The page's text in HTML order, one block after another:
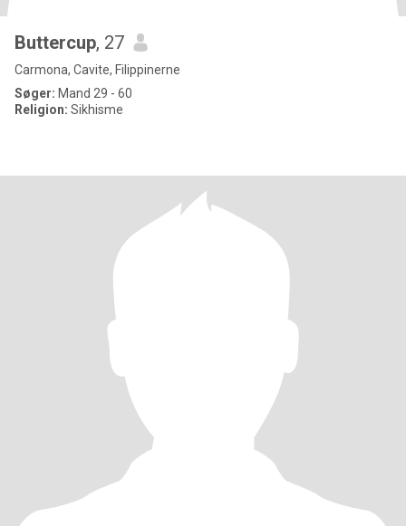
Buttercup, 27
Carmona, Cavite, Filippinerne
Søger: Mand 29 - 60
Religion: Sikhisme